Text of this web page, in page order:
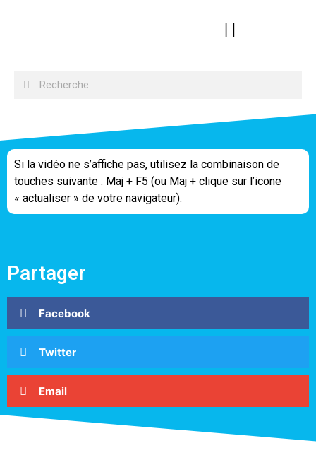
Si la vidéo ne s’affiche pas, utilisez la combinaison de
touches suivante : Maj + F5 (ou Maj + clique sur l’icone
« actualiser » de votre navigateur).
Partager
Facebook
Twitter
Email